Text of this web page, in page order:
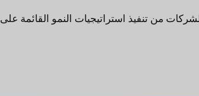
من تنفيذ استراتيجيات النمو القائمة على